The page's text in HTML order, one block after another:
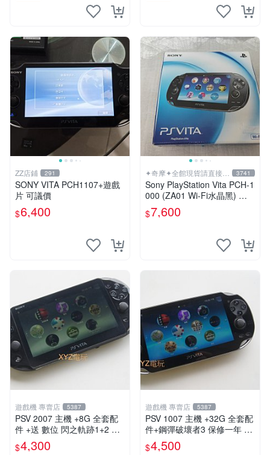
ZZ店鋪 291
SONY VITA PCH1107+遊戲
片 可議價
$6,400
✦奇摩✦全館現貨請直接下
標
3741
Sony PlayStation Vita PCH-1
000 (ZA01 Wi-Fi水晶黑) 掌
上遊戲機 5英吋多點觸控螢幕
$7,600
遊戲機 專賣店 5387
PSV 2007 主機 +8G 全套配
件 +送 數位 閃之軌跡1+2 保
修一年 品質有保障
$4,300
遊戲機 專賣店 5387
PSV 1007 主機 +32G 全套配
件+鋼彈破壞者3 保修一年 品
質有保障 psvita
$4,500